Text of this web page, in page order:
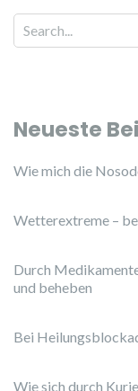
Search for:
Neueste
Wie mich die
Wetterextreme –
Durch
und beheben
Bei
Wie sich durch